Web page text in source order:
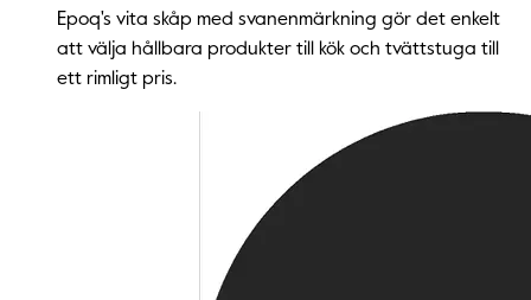
Epoq's vita skåp med svanenmärkning gör det enkelt
att välja hållbara produkter till kök och tvättstuga till
ett rimligt pris.